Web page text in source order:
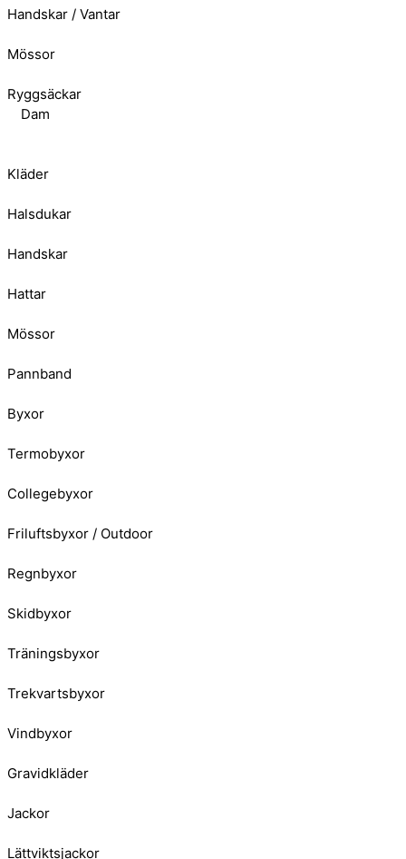
Handskar / Vantar
Mössor
Ryggsäckar
Dam
Kläder
Halsdukar
Handskar
Hattar
Mössor
Pannband
Byxor
Termobyxor
Collegebyxor
Friluftsbyxor / Outdoor
Regnbyxor
Skidbyxor
Träningsbyxor
Trekvartsbyxor
Vindbyxor
Gravidkläder
Jackor
Lättviktsjackor